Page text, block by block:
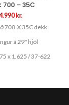
700 – 35C
kr.
700 X 35C dekk
á 29" hjól
x 1.625 / 37-622